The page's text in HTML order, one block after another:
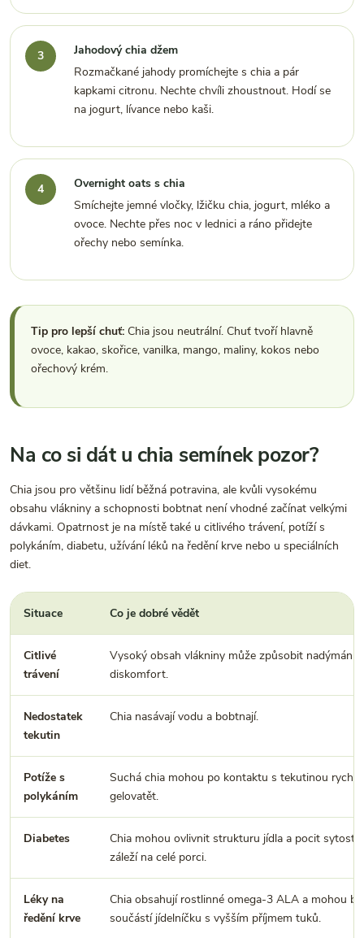
Jahodový chia džem
Rozmačkané jahody promíchejte s chia a pár
kapkami citronu. Nechte chvíli zhoustnout. Hodí se
na jogurt, lívance nebo kaši.
Overnight oats s chia
Smíchejte jemné vločky, lžičku chia, jogurt, mléko a
ovoce. Nechte přes noc v lednici a ráno přidejte
ořechy nebo semínka.
Tip pro lepší chuť: Chia jsou neutrální. Chuť tvoří hlavně
ovoce, kakao, skořice, vanilka, mango, maliny, kokos nebo
ořechový krém.
Na co si dát u chia semínek pozor?
Chia jsou pro většinu lidí běžná potravina, ale kvůli vysokému
obsahu vlákniny a schopnosti bobtnat není vhodné začínat velkými
dávkami. Opatrnost je na místě také u citlivého trávení, potíží s
polykáním, diabetu, užívání léků na ředění krve nebo u speciálních
diet.
Situace Co je dobré vědět
Citlivé
trávení
Vysoký obsah vlákniny může způsobit nadýmání
diskomfort.
Nedostatek
tekutin
Chia nasávají vodu a bobtnají.
Potíže s
polykáním
Suchá chia mohou po kontaktu s tekutinou rychle
gelovatět.
Diabetes
Chia mohou ovlivnit strukturu jídla a pocit sytosti,
záleží na celé porci.
Léky na
ředění krve
Chia obsahují rostlinné omega-3 ALA a mohou
součástí jídelníčku s vyšším příjmem tuků.